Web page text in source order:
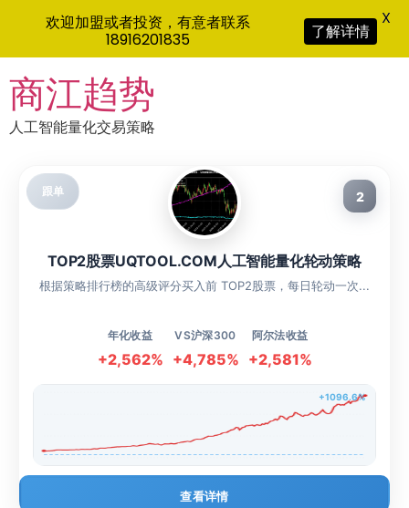
to
content
商江趋势
人工智能量化交易策略
跟单 2
TOP2股票UQTOOL.COM人工智能量化轮动策略
根据策略排行榜的高级评分买入前 TOP2股票，每日轮动一次...
年化收益
+2,562%
VS沪深300
+4,785%
阿尔法收益
+2,581%
+1096.6%
查看详情
欢迎加盟或者投资，有意者联系
18916201835
了解详情
X